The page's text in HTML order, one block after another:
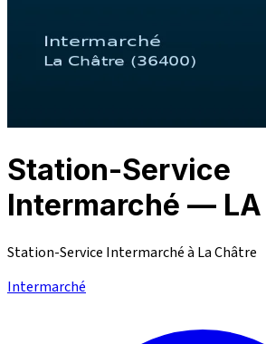
Station-Service
Intermarché — LA
Station-Service Intermarché à La Châtre
Intermarché